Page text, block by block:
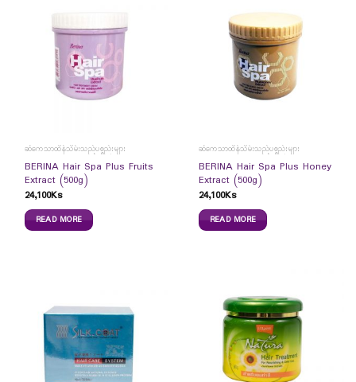
ဆံကေသာထိန်သိမ်းသည့်ပစ္စည်းများ
BERINA Hair Spa Plus Fruits
Extract (500g)
24,100Ks
READ MORE
ဆံကေသာထိန်သိမ်းသည့်ပစ္စည်းများ
BERINA Hair Spa Plus Honey
Extract (500g)
24,100Ks
READ MORE